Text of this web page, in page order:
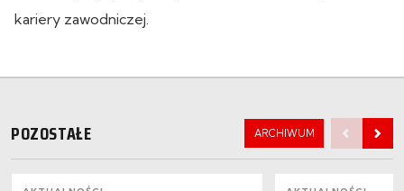
kariery zawodniczej.
POZOSTAŁE ARCHIWUM